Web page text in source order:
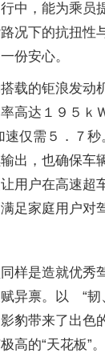
中，能为乘员
况下的抗扭性
份安心。
载的钜浪发动
高达１９５ｋ
速仅需５．７
出，也确保车
用户在高速超
足家庭用户对
样是造就优秀
异禀。以 “韧
豹带来了出色
高的“天花板”